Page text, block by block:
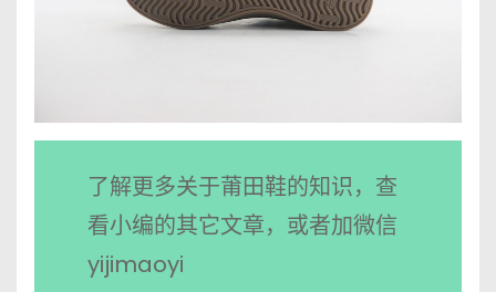
了解更多关于莆田鞋的知识，查
看小编的其它文章，或者加微信
yijimaoyi